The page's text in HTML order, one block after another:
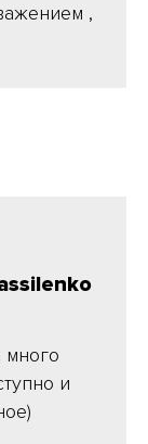
,
много
и